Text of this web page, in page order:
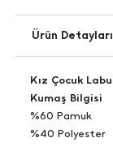
Ürün Detayları
Kız Çocuk
Kumaş Bilgisi
%60 Pamuk
%40 Polyester